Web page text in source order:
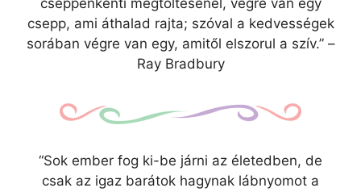
cseppenkénti megtöltésénél, végre van egy
csepp, ami áthalad rajta; szóval a kedvességek
sorában végre van egy, amitől elszorul a szív.” –
Ray Bradbury
“Sok ember fog ki-be járni az életedben, de
csak az igaz barátok hagynak lábnyomot a